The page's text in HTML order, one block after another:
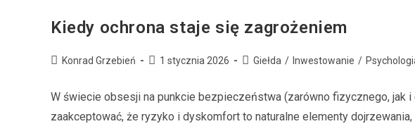
Kiedy ochrona staje się zagrożeniem
Konrad Grzebień 1 stycznia 2026 Giełda / Inwestowanie /
W świecie obsesji na punkcie bezpieczeństwa (zarówno fizycznego, jak i
zaakceptować, że ryzyko i dyskomfort to naturalne elementy